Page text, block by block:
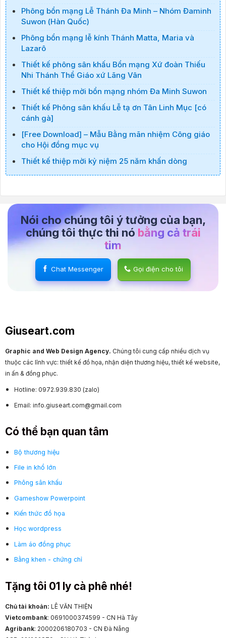
Phông bổn mạng Lễ Thánh Đa Minh – Nhóm Đaminh
Suwon (Hàn Quốc)
Phông bổn mạng lễ kính Thánh Matta, Maria và
Lazarô
Thiết kế phông sân khấu Bổn mạng Xứ đoàn Thiếu
Nhi Thánh Thể Giáo xứ Lãng Vân
Thiết kế thiệp mời bổn mạng nhóm Đa Minh Suwon
Thiết kế Phông sân khấu Lễ tạ ơn Tân Linh Mục [có
cánh gà]
[Free Download] – Mẫu Bằng mãn nhiệm Công giáo
cho Hội đồng mục vụ
Thiết kế thiệp mời kỷ niệm 25 năm khấn dòng
Nói cho chúng tôi ý tưởng của bạn,
chúng tôi thực thi nó bằng cả trái
tim
Chat Messenger Gọi điện cho tôi
Giuseart.com
Graphic and Web Design Agency. Chúng tôi cung cấp nhiều dịch vụ
thuộc các lĩnh vực: thiết kế đồ họa, nhận diện thương hiệu, thiết kế website,
in ấn & đồng phục.
Hotline: 0972.939.830 (zalo)
Email: info.giuseart.com@gmail.com
Có thể bạn quan tâm
Bộ thương hiệu
File in khổ lớn
Phông sân khấu
Gameshow Powerpoint
Kiến thức đồ họa
Học wordpress
Làm áo đồng phục
Bằng khen - chứng chỉ
Tặng tôi 01 ly cà phê nhé!
Chủ tài khoản: LÊ VĂN THIỆN
Vietcombank: 0691000374599 - CN Hà Tây
Agribank: 2000206180703 - CN Đà Nẵng